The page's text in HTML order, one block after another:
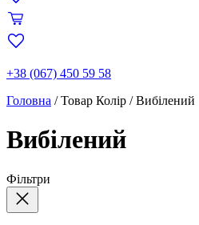
+38 (067) 450 59 58
Головна /Товар Колір /Вибілений
Вибілений
Фільтри